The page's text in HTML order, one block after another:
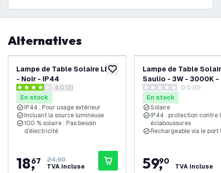
Alternatives
ajouter à la liste de souhaits
Lampe de Table Solaire LED
- Noir - IP44
ouvrir le tiroir des avis
4 étoiles de notation
4.0 (2)
En stock
IP44 : Pour usage extérieur
Incluant la source lumineuse
100 % solaire : Pas besoin
d'électricité
18,
67
24,90
TVA incluse
Lampe de Table
Saulio - 3W - 3000K -
200 Lm - Noir
0 étoiles de notation
0.0 (0)
En stock
Solaire
IP44 : protection contre
éclaboussures
Rechargeable via le port
59,
90
TVA incluse